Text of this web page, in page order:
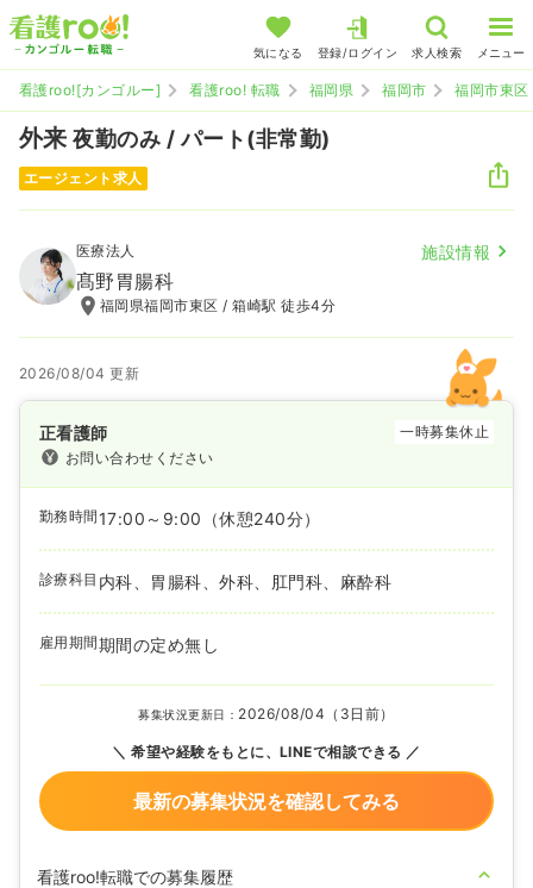
気になる 登録/ログイン 求人検索 メニュー
看護roo![カンゴルー] 看護roo! 転職 福岡県 福岡市 福岡市東区
外来 夜勤のみ / パート(非常勤)
エージェント求人
医療法人 施設情報
髙野胃腸科
福岡県福岡市東区 / 箱崎駅 徒歩4分
2026/08/04 更新
正看護師
一時募集休止
お問い合わせください
勤務時間 17:00～9:00 （休憩240分）
診療科目 内科、胃腸科、外科、肛門科、麻酔科
雇用期間期間の定め無し
募集状況更新日： 2026/08/04（3日前）
希望や経験をもとに、LINEで相談できる
最新の募集状況を確認してみる
看護roo!転職での募集履歴